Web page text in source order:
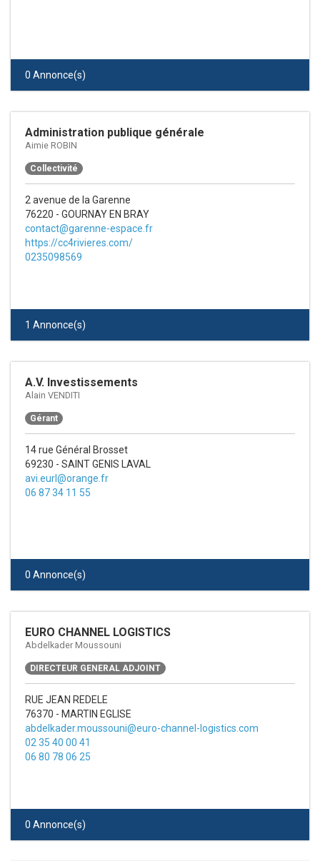
0 Annonce(s)
Administration publique générale
Aimie ROBIN
Collectivité
2 avenue de la Garenne
76220 - GOURNAY EN BRAY
contact@garenne-espace.fr
https://cc4rivieres.com/
0235098569
1 Annonce(s)
A.V. Investissements
Alain VENDITI
Gérant
14 rue Général Brosset
69230 - SAINT GENIS LAVAL
avi.eurl@orange.fr
06 87 34 11 55
0 Annonce(s)
EURO CHANNEL LOGISTICS
Abdelkader Moussouni
DIRECTEUR GENERAL ADJOINT
RUE JEAN REDELE
76370 - MARTIN EGLISE
abdelkader.moussouni@euro-channel-logistics.com
02 35 40 00 41
06 80 78 06 25
0 Annonce(s)